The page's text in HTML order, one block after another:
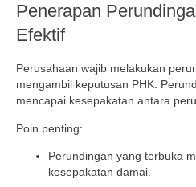
Penerapan
Efektif
Perusahaan wajib melakukan
mengambil keputusan PHK.
mencapai kesepakatan antara
Poin penting:
Perundingan yang terbuka
kesepakatan damai.